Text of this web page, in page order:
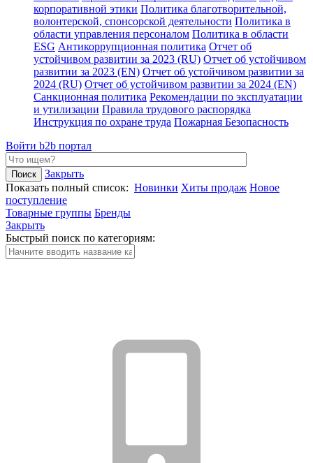
корпоративной этики Политика благотворительной,
волонтерской, спонсорской деятельности Политика в
области управления персоналом Политика в области
ESG Антикоррупционная политика Отчет об
устойчивом развитии за 2023 (RU) Отчет об устойчивом
развитии за 2023 (EN) Отчет об устойчивом развитии за
2024 (RU) Отчет об устойчивом развитии за 2024 (EN)
Санкционная политика Рекомендации по эксплуатации
и утилизации Правила трудового распорядка
Инструкция по охране труда Пожарная Безопасность
Войти b2b портал
Закрыть
Показать полный список: Новинки Хиты продаж Новое
поступление
Товарные группы Бренды
Закрыть
Быстрый поиск по категориям: